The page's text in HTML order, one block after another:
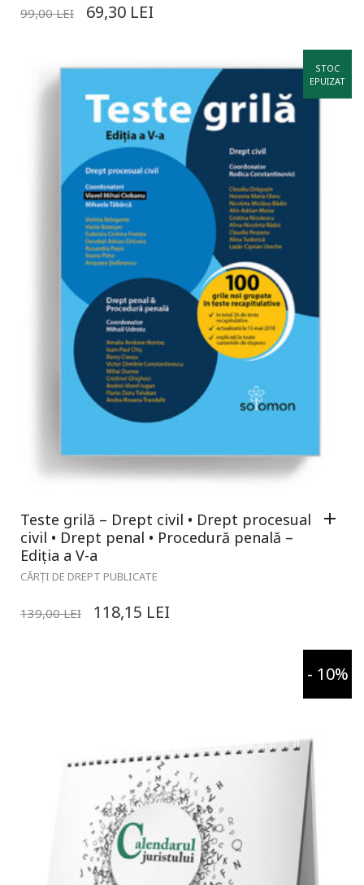
99,00LEI 69,30 LEI
STOC
EPUIZAT
Teste grilă – Drept civil • Drept procesual
civil • Drept penal • Procedură penală –
Ediția a V-a
CĂRȚI DE DREPT PUBLICATE
139,00LEI 118,15 LEI
- 10%